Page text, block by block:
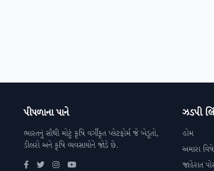
પીપળાના પાને
ભારતનું સૌથી મોટું કૃષિ વર્ગીકૃત પ્લેટફોર્મ જે ખેડૂતો,
ડીલરો અને કૃષિ વ્યવસાયોને જોડે છે.
ઝડપી
હોમ
અમારા વિષે
જાહેરાત